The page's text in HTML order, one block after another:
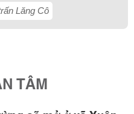
Lăng Cô
TÂM